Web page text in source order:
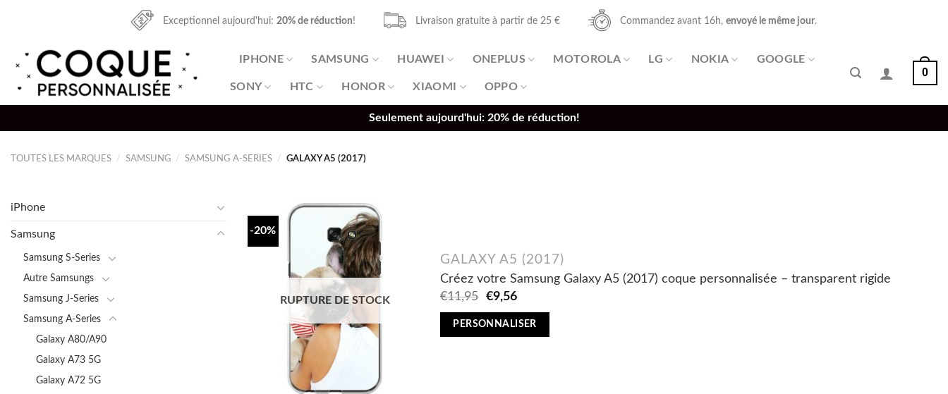
Exceptionnel aujourd'hui:20% de réduction! Livraison gratuite à partir de 25 € Commandez avant 16h, envoyé le même jour.
IPHONE SAMSUNG HUAWEI ONEPLUS MOTOROLA LG NOKIA GOOGLE
SONY HTC HONOR XIAOMI OPPO
0
Seulement aujourd'hui: 20% de réduction!
TOUTES LES MARQUES / SAMSUNG / SAMSUNG A-SERIES / GALAXY A5 (2017)
iPhone
Samsung
Samsung S-Series
Autre Samsungs
Samsung J-Series
Samsung A-Series
Galaxy A80/A90
Galaxy A73 5G
Galaxy A72 5G
-20%
RUPTURE DE STOCK
GALAXY A5 (2017)
Créez votre Samsung Galaxy A5 (2017) coque personnalisée – transparent rigide
€11,95
Original
was:
€9,56Current
is:
PERSONNALISER